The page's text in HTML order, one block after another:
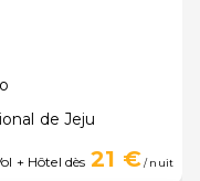
de Jeju
+ Hôtel dès 21 €/ nuit